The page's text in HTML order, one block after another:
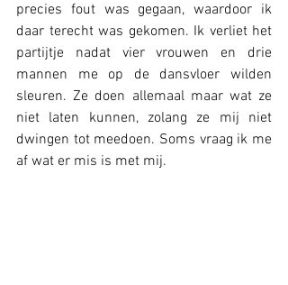
precies fout was gegaan, waardoor ik
daar terecht was gekomen. Ik verliet het
partijtje nadat vier vrouwen en drie
mannen me op de dansvloer wilden
sleuren. Ze doen allemaal maar wat ze
niet laten kunnen, zolang ze mij niet
dwingen tot meedoen. Soms vraag ik me
af wat er mis is met mij.